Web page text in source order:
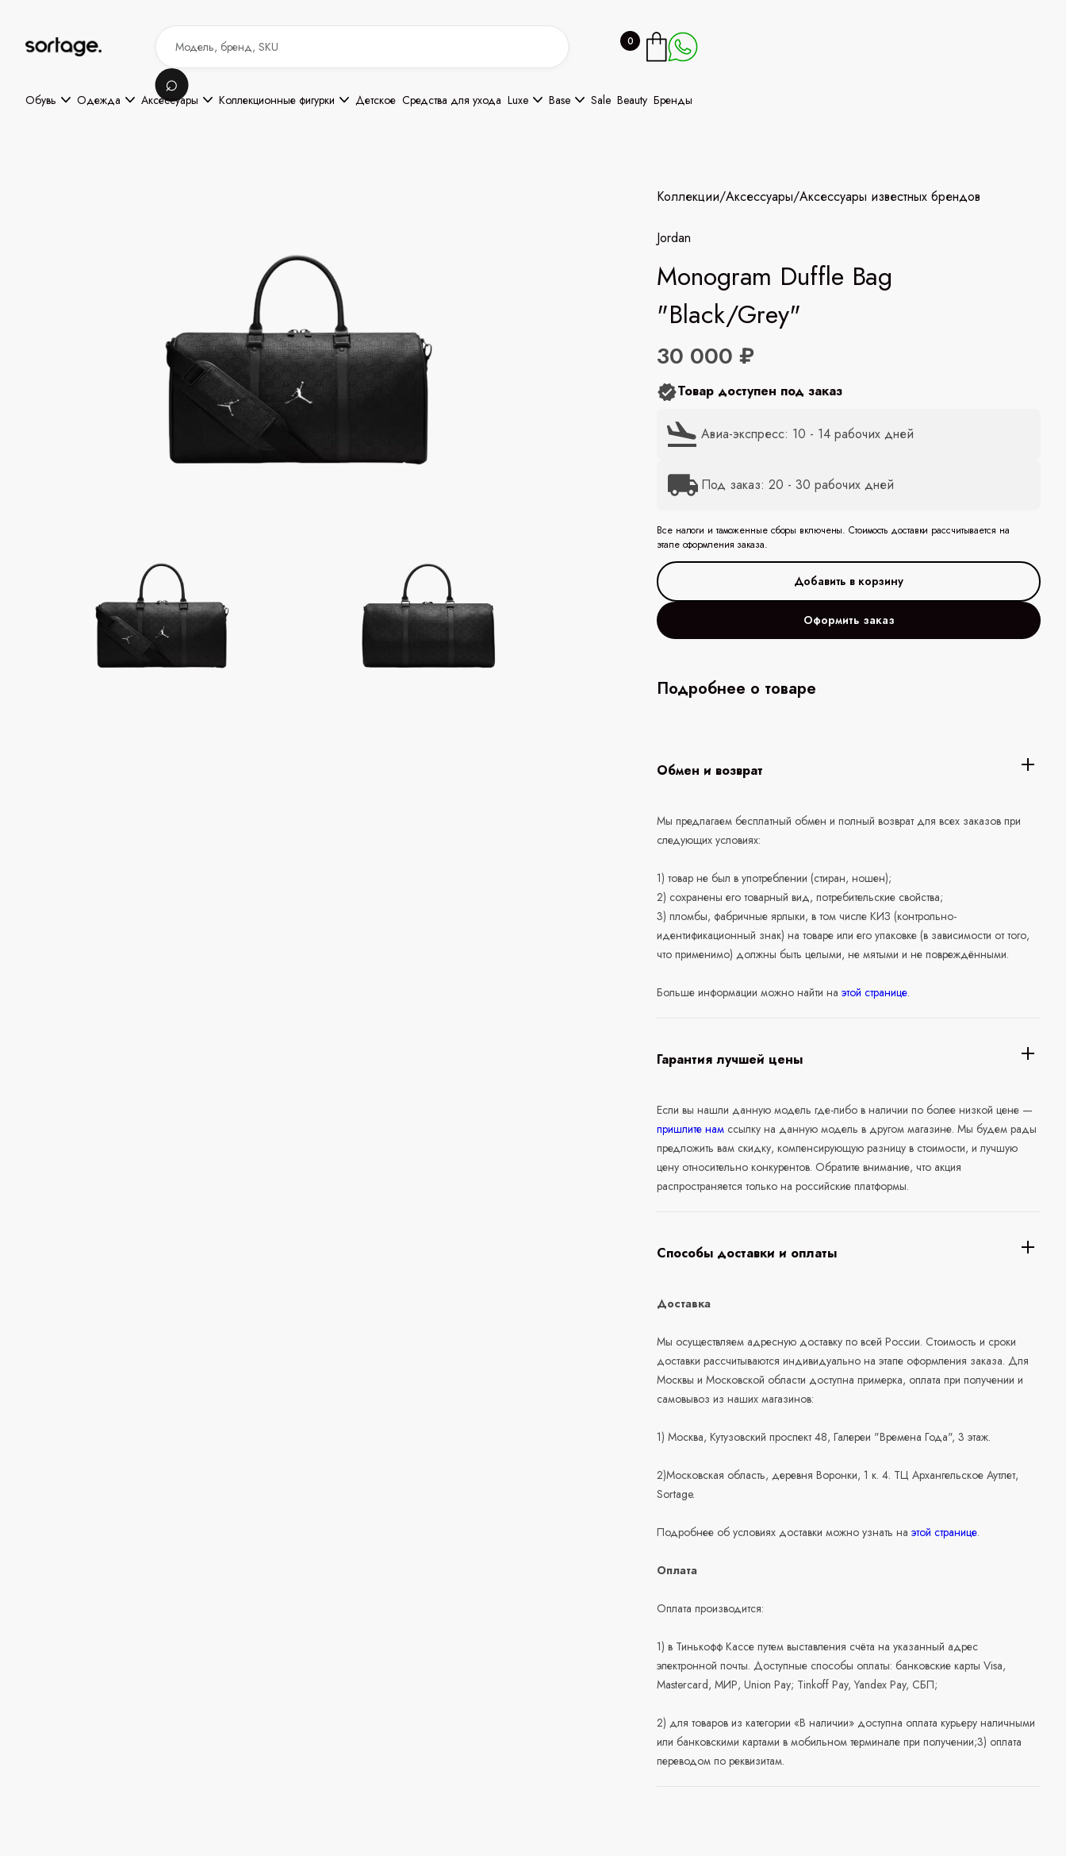
0
Обувь Одежда Аксессуары Коллекционные фигурки Детское Средства для ухода Luxe Base Sale Beauty Бренды
Коллекции/Аксессуары/Аксессуары известных брендов
Jordan
Monogram Duffle Bag
"Black/Grey"
30 000 ₽
Товар доступен под заказ
Авиа-экспресс: 10 - 14 рабочих дней
Под заказ: 20 - 30 рабочих дней
Все налоги и таможенные сборы включены. Стоимость доставки рассчитывается на
этапе оформления заказа.
Оформить заказ
Подробнее о товаре
Обмен и возврат
Мы предлагаем бесплатный обмен и полный возврат для всех заказов при
следующих условиях:
1) товар не был в употреблении (стиран, ношен);
2) сохранены его товарный вид, потребительские свойства;
3) пломбы, фабричные ярлыки, в том числе КИЗ (контрольно-
идентификационный знак) на товаре или его упаковке (в зависимости от того,
что применимо) должны быть целыми, не мятыми и не повреждёнными.
Больше информации можно найти наэтой странице.
Гарантия лучшей цены
Если вы нашли данную модель где-либо в наличии по более низкой цене —
пришлите нам ссылку на данную модель в другом магазине. Мы будем рады
предложить вам скидку, компенсирующую разницу в стоимости, и лучшую
цену относительно конкурентов. Обратите внимание, что акция
распространяется только на российские платформы.
Способы доставки и оплаты
Доставка
Мы осуществляем адресную доставку по всей России. Стоимость и сроки
доставки рассчитываются индивидуально на этапе оформления заказа. Для
Москвы и Московской области доступна примерка, оплата при получении и
самовывоз из наших магазинов:
1) Москва, Кутузовский проспект 48, Галереи "Времена Года", 3 этаж.
2)Московская область, деревня Воронки, 1 к. 4. ТЦ Архангельское Аутлет,
Sortage.
Подробнее об условиях доставки можно узнать наэтой странице.
Оплата
Оплата производится:
1) в Тинькофф Кассе путем выставления счёта на указанный адрес
электронной почты. Доступные способы оплаты: банковские карты Visa,
Mastercard, МИР, Union Pay; Tinkoff Pay, Yandex Pay, СБП;
2) для товаров из категории «В наличии» доступна оплата курьеру наличными
или банковскими картами в мобильном терминале при получении;3) оплата
переводом по реквизитам.